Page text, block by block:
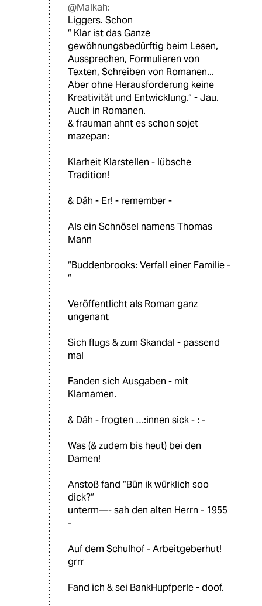
@Malkah:
Liggers. Schon
“ Klar ist das Ganze
gewöhnungsbedürftig beim Lesen,
Aussprechen, Formulieren von
Texten, Schreiben von Romanen...
Aber ohne Herausforderung keine
Kreativität und Entwicklung.“ - Jau.
Auch in Romanen.
& frauman ahnt es schon sojet
mazepan:
Klarheit Klarstellen - lübsche
Tradition!
& Däh - Er! - remember -
Als ein Schnösel namens Thomas
Mann
“Buddenbrooks: Verfall einer Familie -
“
Veröffentlicht als Roman ganz
ungenant
Sich flugs & zum Skandal - passend
mal
Fanden sich Ausgaben - mit
Klarnamen.
& Däh - frogten …:innen sick - : -
Was (& zudem bis heut) bei den
Damen!
Anstoß fand “Bün ik würklich soo
dick?“
unterm—- sah den alten Herrn - 1955
-
Auf dem Schulhof - Arbeitgeberhut!
grrr
Fand ich & sei BankHupfperle - doof.